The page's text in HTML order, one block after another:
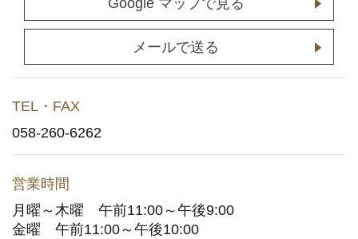
ホットペッパーグルメサイトへ
(ポイント利用はこちら)
お持ち帰りWeb予約
宅配デリバリー
お問い合わせ
Google マップで見る
メールで送る
TEL・FAX
058-260-6262
営業時間
月曜～木曜 午前11:00～午後9:00
金曜 午前11:00～午後10:00